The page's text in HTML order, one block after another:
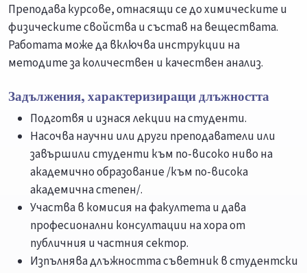
Преподава курсове, отнасящи се до химическите и
физическите свойства и състав на веществата.
Работата може да включва инструкции на
методите за количествен и качествен анализ.
Задължения, характеризиращи длъжността
Подготвя и изнася лекции на студенти.
Насочва научни или други преподаватели или
завършили студенти към по-високо ниво на
академично образование /към по-висока
академична степен/.
Участва в комисия на факултета и дава
професионални консултации на хора от
публичния и частния сектор.
Изпълнява длъжността съветник в студентски